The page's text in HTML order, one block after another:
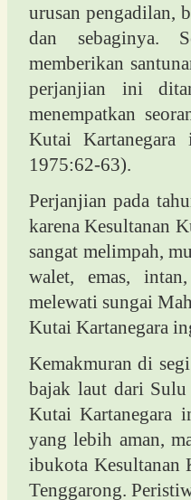
urusan pengadilan,
dan sebaginya.
memberikan
perjanjian ini
menempatkan
Kutai
1975:62-63).
Perjanjian pada
karena Kesultanan
sangat melimpah,
walet, emas,
melewati sungai
Kutai Kartanegara
Kemakmuran di
bajak laut dari Sulu
Kutai Kartanegara
yang lebih aman,
ibukota Kesultanan
Tenggarong.